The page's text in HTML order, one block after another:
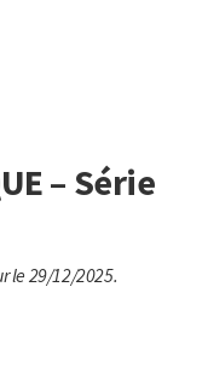
– Série
le 29/12/2025.